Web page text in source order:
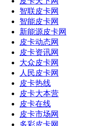
智联皮卡网
智能皮卡网
新能源皮卡网
皮卡动态网
皮卡资讯网
大众皮卡网
人民皮卡网
皮卡热线
皮卡大本营
皮卡在线
皮卡市场网